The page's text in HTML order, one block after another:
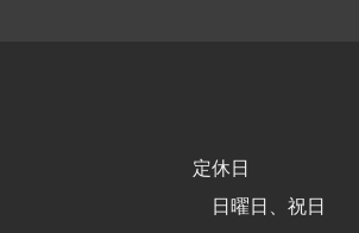
定休日
日曜日、祝日